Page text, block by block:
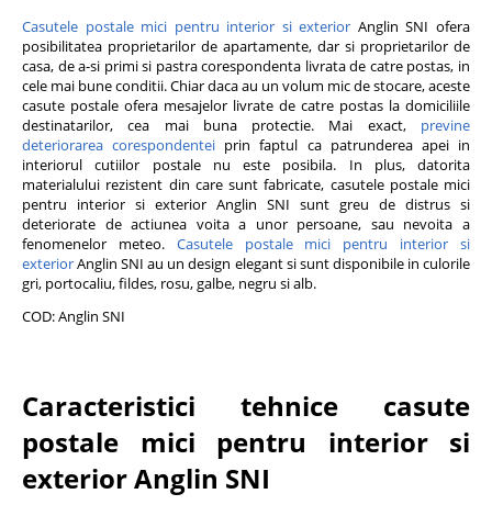
Casutele postale mici pentru interior si exterior Anglin SNI ofera
posibilitatea proprietarilor de apartamente, dar si proprietarilor de
casa, de a-si primi si pastra corespondenta livrata de catre postas, in
cele mai bune conditii. Chiar daca au un volum mic de stocare, aceste
casute postale ofera mesajelor livrate de catre postas la domiciliile
destinatarilor, cea mai buna protectie. Mai exact, previne
deteriorarea corespondentei prin faptul ca patrunderea apei in
interiorul cutiilor postale nu este posibila. In plus, datorita
materialului rezistent din care sunt fabricate, casutele postale mici
pentru interior si exterior Anglin SNI sunt greu de distrus si
deteriorate de actiunea voita a unor persoane, sau nevoita a
fenomenelor meteo. Casutele postale mici pentru interior si
exteriorAnglin SNI au un design elegant si sunt disponibile in culorile
gri, portocaliu, fildes, rosu, galbe, negru si alb.
COD: Anglin SNI
Caracteristici tehnice casute
postale mici pentru interior si
exterior Anglin SNI